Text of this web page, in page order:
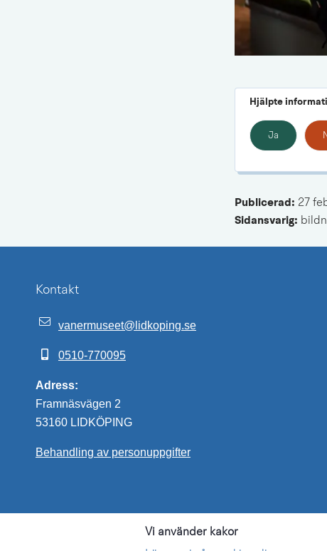
Vi använder kakor
Hjälpte
Ja
Publicerad: 27
Sidansvarig:
Kontakt
vanermuseet@lidkoping.se
0510-770095
Adress:
Framnäsvägen 2
53160 LIDKÖPING
Behandling av personuppgifter